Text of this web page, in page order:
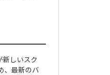
新しいスク
、最新のバ